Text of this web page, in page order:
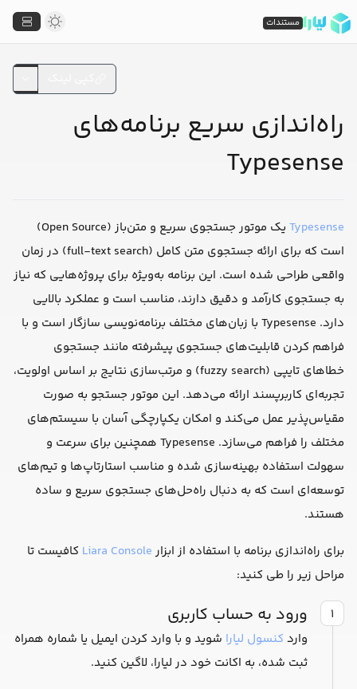
راه‌اندازی سریع برنامه‌های
Typesense
Typesense
یک موتور جستجوی سریع و متن‌باز (Open Source)
است که برای ارائه جستجوی متن کامل (full-text search) در زمان
واقعی طراحی شده است. این برنامه به‌ویژه برای پروژه‌هایی که نیاز
به جستجوی کارآمد و دقیق دارند، مناسب است و عملکرد بالایی
دارد. Typesense با زبان‌های مختلف برنامه‌نویسی سازگار است و با
فراهم کردن قابلیت‌های جستجوی پیشرفته مانند جستجوی
خطاهای تایپی (fuzzy search) و مرتب‌سازی نتایج بر اساس اولویت،
تجربه‌ای کاربرپسند ارائه می‌دهد. این موتور جستجو به صورت
مقیاس‌پذیر عمل می‌کند و امکان یکپارچگی آسان با سیستم‌های
مختلف را فراهم می‌سازد. Typesense همچنین برای سرعت و
سهولت استفاده بهینه‌سازی شده و مناسب استارتاپ‌ها و تیم‌های
توسعه‌ای است که به دنبال راه‌حل‌های جستجوی سریع و ساده
هستند.
برای راه‌اندازی برنامه با استفاده از ابزارLiara Console کافیست تا
مراحل زیر را طی کنید:
۱ ورود به حساب کاربری
وارد کنسول لیارا شوید و با وارد کردن ایمیل یا شماره همراه
ثبت شده، به اکانت خود در لیارا، لاگین کنید.
مستندات